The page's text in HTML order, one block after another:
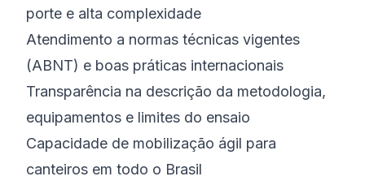
porte e alta complexidade
Atendimento a normas técnicas vigentes
(ABNT) e boas práticas internacionais
Transparência na descrição da metodologia,
equipamentos e limites do ensaio
Capacidade de mobilização ágil para
canteiros em todo o Brasil